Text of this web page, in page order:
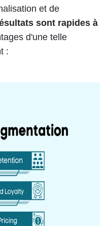
et de
sont rapides à
d'une telle
: